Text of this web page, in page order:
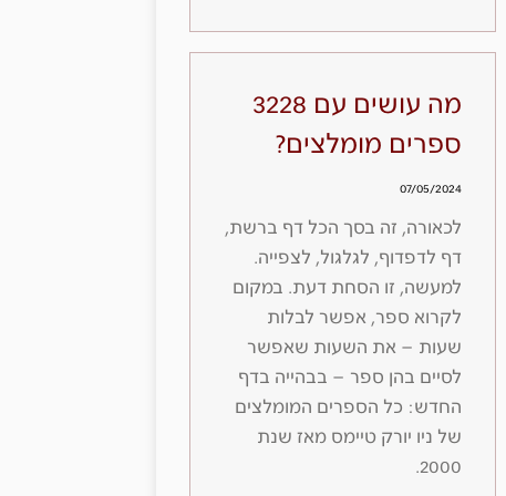
מה עושים עם 3228
ספרים מומלצים?
07/05/2024
לכאורה, זה בסך הכל דף ברשת,
דף לדפדוף, לגלגול, לצפייה.
למעשה, זו הסחת דעת. במקום
לקרוא ספר, אפשר לבלות
שעות – את השעות שאפשר
לסיים בהן ספר – בבהייה בדף
החדש: כל הספרים המומלצים
של ניו יורק טיימס מאז שנת
2000.